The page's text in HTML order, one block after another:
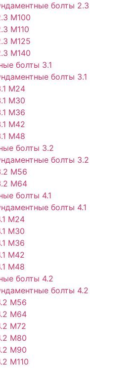
болты 2.3
М100
М110
М125
М140
болты 3.1
болты 3.1
М24
М30
М36
М42
М48
болты 3.2
болты 3.2
М56
М64
болты 4.1
болты 4.1
М24
М30
М36
М42
М48
болты 4.2
болты 4.2
М56
М64
М72
М80
М90
М110